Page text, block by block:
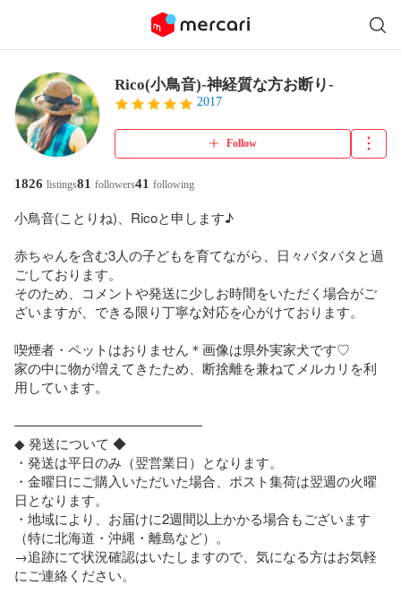
Rico(小鳥音)-神経質な方お断り-
2017
Follow
1826 listings81 followers41 following
小鳥音(ことりね)、Ricoと申します♪
赤ちゃんを含む3人の子どもを育てながら、日々バタバタと過
ごしております。
そのため、コメントや発送に少しお時間をいただく場合がご
ざいますが、できる限り丁寧な対応を心がけております。
喫煙者・ペットはおりません＊画像は県外実家犬です♡
家の中に物が増えてきたため、断捨離を兼ねてメルカリを利
用しています。
――――――――――――――
◆ 発送について ◆
・発送は平日のみ（翌営業日）となります。
・金曜日にご購入いただいた場合、ポスト集荷は翌週の火曜
日となります。
・地域により、お届けに2週間以上かかる場合もございます
（特に北海道・沖縄・離島など）。
→追跡にて状況確認はいたしますので、気になる方はお気軽
にご連絡ください。